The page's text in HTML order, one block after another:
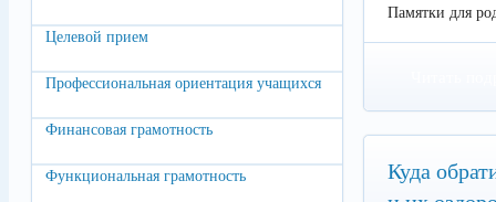
Целевой прием
Профессиональная ориентация учащихся
Финансовая грамотность
Функциональная грамотность
Памятки для
Куда